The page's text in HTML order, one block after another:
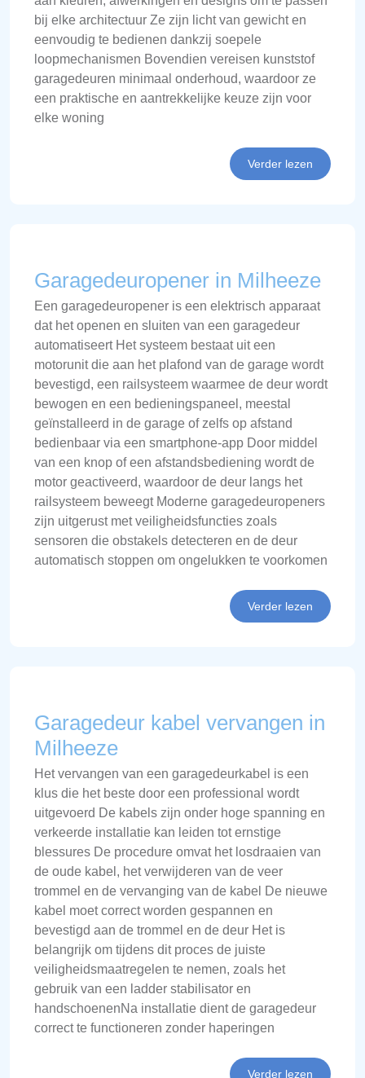
bij elke architectuur Ze zijn licht van gewicht en
eenvoudig te bedienen dankzij soepele
loopmechanismen Bovendien vereisen kunststof
garagedeuren minimaal onderhoud, waardoor ze
een praktische en aantrekkelijke keuze zijn voor
elke woning
Verder lezen
Garagedeuropener in Milheeze
Een garagedeuropener is een elektrisch apparaat
dat het openen en sluiten van een garagedeur
automatiseert Het systeem bestaat uit een
motorunit die aan het plafond van de garage wordt
bevestigd, een railsysteem waarmee de deur wordt
bewogen en een bedieningspaneel, meestal
geïnstalleerd in de garage of zelfs op afstand
bedienbaar via een smartphone-app Door middel
van een knop of een afstandsbediening wordt de
motor geactiveerd, waardoor de deur langs het
railsysteem beweegt Moderne garagedeuropeners
zijn uitgerust met veiligheidsfuncties zoals
sensoren die obstakels detecteren en de deur
automatisch stoppen om ongelukken te voorkomen
Verder lezen
Garagedeur kabel vervangen in
Milheeze
Het vervangen van een garagedeurkabel is een
klus die het beste door een professional wordt
uitgevoerd De kabels zijn onder hoge spanning en
verkeerde installatie kan leiden tot ernstige
blessures De procedure omvat het losdraaien van
de oude kabel, het verwijderen van de veer
trommel en de vervanging van de kabel De nieuwe
kabel moet correct worden gespannen en
bevestigd aan de trommel en de deur Het is
belangrijk om tijdens dit proces de juiste
veiligheidsmaatregelen te nemen, zoals het
gebruik van een ladder stabilisator en
handschoenenNa installatie dient de garagedeur
correct te functioneren zonder haperingen
Verder lezen